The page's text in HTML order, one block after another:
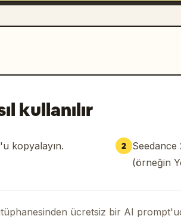
kullanılır
kopyalayın. 2 Seedance
(örneğin
ücretsiz bir AI